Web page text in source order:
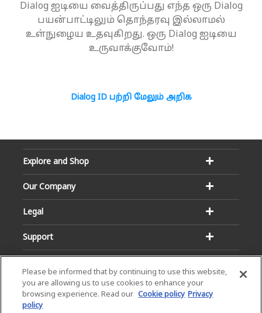
Dialog ஐடியை வைத்திருப்பது எந்த ஒரு Dialog
பயன்பாட்டிலும் தொந்தரவு இல்லாமல்
உள்நுழைய உதவுகிறது. ஒரு Dialog ஐடியை
உருவாக்குவோம்!
Dialog ID பற்றி மேலும் அறிக
Explore and Shop
Our Company
Legal
Support
Please be informed that by continuing to use this website,
you are allowing us to use cookies to enhance your
browsing experience. Read our Cookie policy Privacy
policy